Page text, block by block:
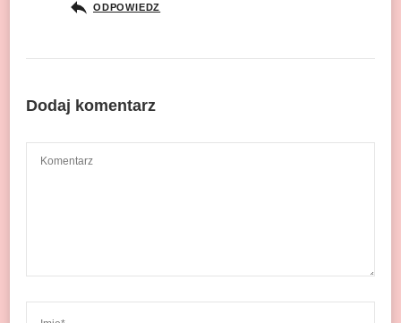
ODPOWIEDZ
Dodaj komentarz